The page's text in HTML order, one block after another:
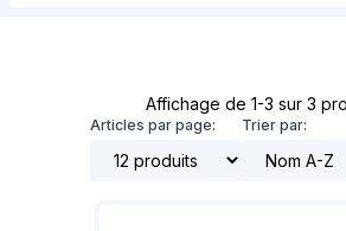
Affichage de 1-3 sur 3
Articles par page: Trier par: